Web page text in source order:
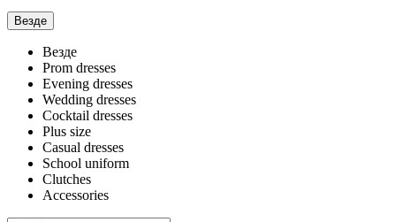
Везде
Везде
Prom dresses
Evening dresses
Wedding dresses
Cocktail dresses
Plus size
Casual dresses
School uniform
Clutches
Accessories